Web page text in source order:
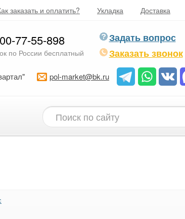
заказать и оплатить? Укладка Доставка
77-55-898
по России бесплатный
Задать вопрос
Заказать звонок
pol-market@bk.ru